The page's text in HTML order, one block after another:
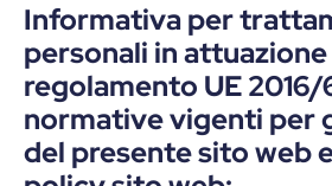
Informativa per
personali in
regolamento UE 2016/
normative vigenti per
del presente sito web